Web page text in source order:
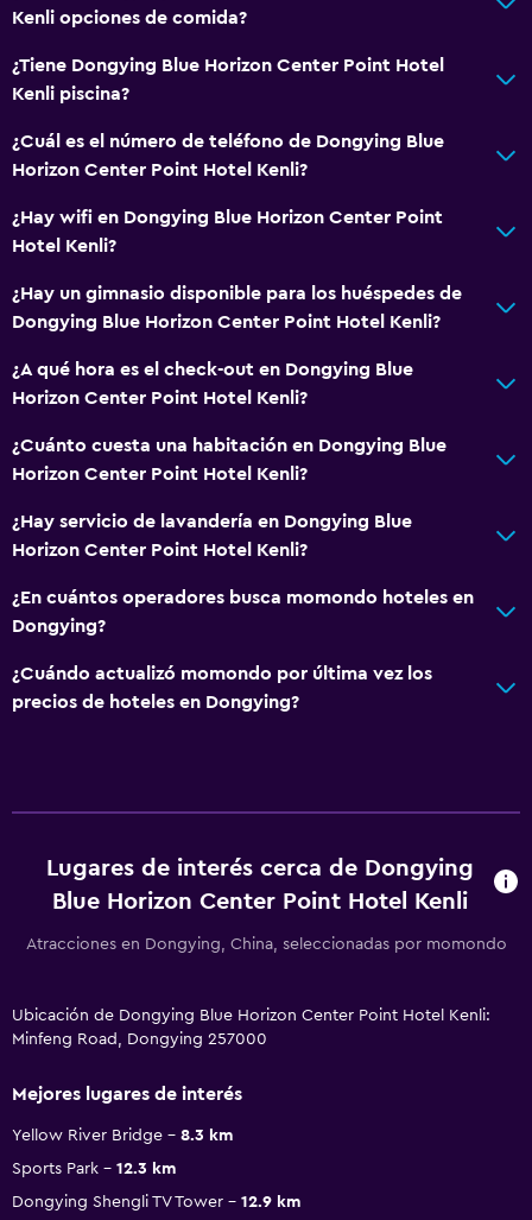
Kenli opciones de comida?
¿Tiene Dongying Blue Horizon Center Point Hotel
Kenli piscina?
¿Cuál es el número de teléfono de Dongying Blue
Horizon Center Point Hotel Kenli?
¿Hay wifi en Dongying Blue Horizon Center Point
Hotel Kenli?
¿Hay un gimnasio disponible para los huéspedes de
Dongying Blue Horizon Center Point Hotel Kenli?
¿A qué hora es el check-out en Dongying Blue
Horizon Center Point Hotel Kenli?
¿Cuánto cuesta una habitación en Dongying Blue
Horizon Center Point Hotel Kenli?
¿Hay servicio de lavandería en Dongying Blue
Horizon Center Point Hotel Kenli?
¿En cuántos operadores busca momondo hoteles en
Dongying?
¿Cuándo actualizó momondo por última vez los
precios de hoteles en Dongying?
Lugares de interés cerca de Dongying
Blue Horizon Center Point Hotel Kenli
Atracciones en Dongying, China, seleccionadas por momondo
Ubicación de Dongying Blue Horizon Center Point Hotel Kenli:
Minfeng Road, Dongying 257000
Mejores lugares de interés
Yellow River Bridge
8.3 km
Sports Park
12.3 km
Dongying Shengli TV Tower
12.9 km